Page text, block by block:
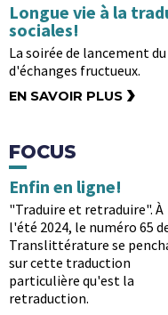
Longue vie à la
sociales!
La soirée de lancement
d'échanges fructueux.
EN SAVOIR PLUS ›
FOCUS
Enfin en ligne!
"Traduire et retraduire". À
l'été 2024, le numéro 65
Translittérature se
sur cette traduction
particulière qu'est la
retraduction.